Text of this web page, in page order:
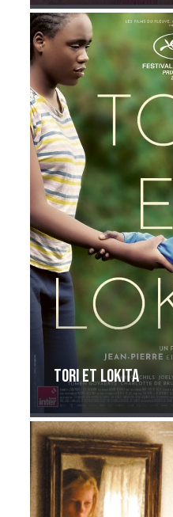
Tori et Lokita